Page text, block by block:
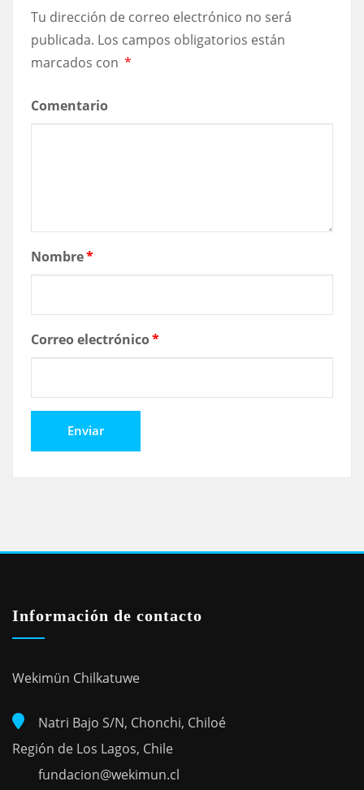
Tu dirección de correo electrónico no será
publicada. Los campos obligatorios están
marcados con *
Comentario
Nombre*
Correo electrónico*
Información de contacto
Wekimün Chilkatuwe
Natri Bajo S/N, Chonchi, Chiloé
Región de Los Lagos, Chile
fundacion@wekimun.cl